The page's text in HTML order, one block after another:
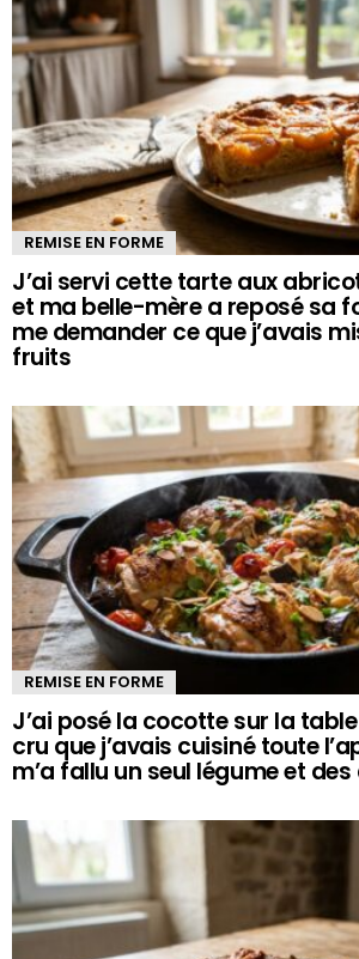
REMISE EN FORME
J’ai servi cette tarte aux
et ma belle-mère a reposé sa
me demander ce que j’avais
fruits
REMISE EN FORME
J’ai posé la cocotte sur la
cru que j’avais cuisiné toute
m’a fallu un seul légume et